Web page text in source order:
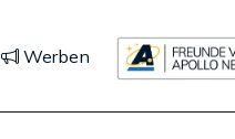
Werben